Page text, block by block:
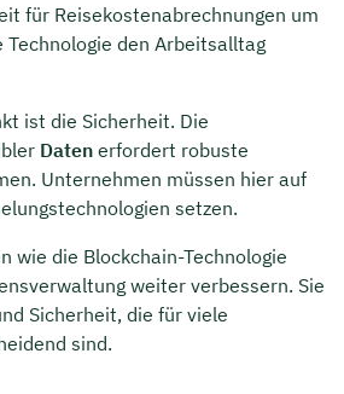
für Reisekostenabrechnungen um
Technologie den Arbeitsalltag
ist die Sicherheit. Die
Daten erfordert robuste
Unternehmen müssen hier auf
setzen.
wie die Blockchain-Technologie
weiter verbessern. Sie
Sicherheit, die für viele
sind.